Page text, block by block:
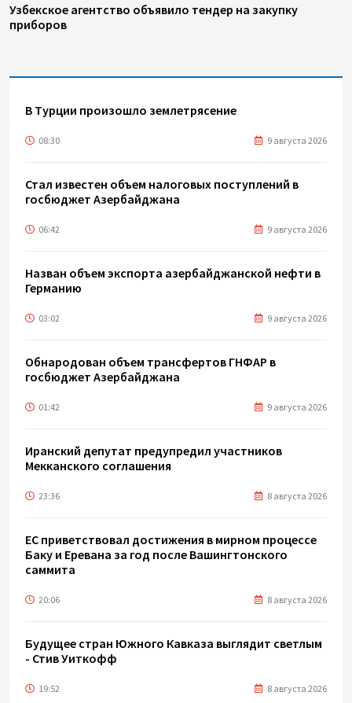
Узбекское агентство объявило тендер на закупку
приборов
В Турции произошло землетрясение
08:30 9 августа 2026
Стал известен объем налоговых поступлений в
госбюджет Азербайджана
06:42 9 августа 2026
Назван объем экспорта азербайджанской нефти в
Германию
03:02 9 августа 2026
Обнародован объем трансфертов ГНФАР в
госбюджет Азербайджана
01:42 9 августа 2026
Иранский депутат предупредил участников
Мекканского соглашения
23:36 8 августа 2026
ЕС приветствовал достижения в мирном процессе
Баку и Еревана за год после Вашингтонского
саммита
20:06 8 августа 2026
Будущее стран Южного Кавказа выглядит светлым
- Стив Уиткофф
19:52 8 августа 2026